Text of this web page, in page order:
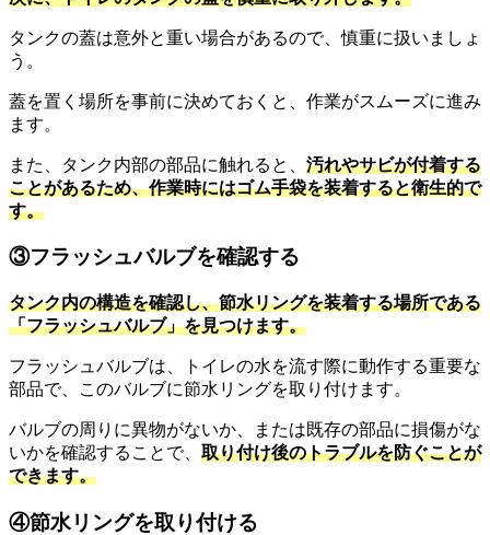
タンクの蓋は意外と重い場合があるので、慎重に扱いましょ
う。
蓋を置く場所を事前に決めておくと、作業がスムーズに進み
ます。
また、タンク内部の部品に触れると、 汚れやサビが付着する
ことがあるため、作業時にはゴム手袋を装着すると衛生的で
す。
③フラッシュバルブを確認する
タンク内の構造を確認し、節水リングを装着する場所である
「フラッシュバルブ」を見つけます。
フラッシュバルブは、トイレの水を流す際に動作する重要な
部品で、このバルブに節水リングを取り付けます。
バルブの周りに異物がないか、または既存の部品に損傷がな
いかを確認することで、 取り付け後のトラブルを防ぐことが
できます。
④節水リングを取り付ける